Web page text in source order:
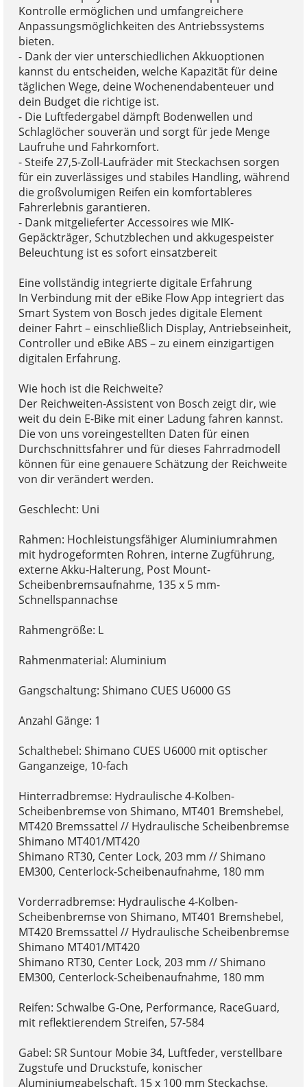
Kontrolle ermöglichen und umfangreichere
Anpassungsmöglichkeiten des Antriebssystems
bieten.
- Dank der vier unterschiedlichen Akkuoptionen
kannst du entscheiden, welche Kapazität für deine
täglichen Wege, deine Wochenendabenteuer und
dein Budget die richtige ist.
- Die Luftfedergabel dämpft Bodenwellen und
Schlaglöcher souverän und sorgt für jede Menge
Laufruhe und Fahrkomfort.
- Steife 27,5-Zoll-Laufräder mit Steckachsen sorgen
für ein zuverlässiges und stabiles Handling, während
die großvolumigen Reifen ein komfortableres
Fahrerlebnis garantieren.
- Dank mitgelieferter Accessoires wie MIK-
Gepäckträger, Schutzblechen und akkugespeister
Beleuchtung ist es sofort einsatzbereit
Eine vollständig integrierte digitale Erfahrung
In Verbindung mit der eBike Flow App integriert das
Smart System von Bosch jedes digitale Element
deiner Fahrt – einschließlich Display, Antriebseinheit,
Controller und eBike ABS – zu einem einzigartigen
digitalen Erfahrung.
Wie hoch ist die Reichweite?
Der Reichweiten-Assistent von Bosch zeigt dir, wie
weit du dein E-Bike mit einer Ladung fahren kannst.
Die von uns voreingestellten Daten für einen
Durchschnittsfahrer und für dieses Fahrradmodell
können für eine genauere Schätzung der Reichweite
von dir verändert werden.
Geschlecht: Uni
Rahmen: Hochleistungsfähiger Aluminiumrahmen
mit hydrogeformten Rohren, interne Zugführung,
externe Akku-Halterung, Post Mount-
Scheibenbremsaufnahme, 135 x 5 mm-
Schnellspannachse
Rahmengröße: L
Rahmenmaterial: Aluminium
Gangschaltung: Shimano CUES U6000 GS
Anzahl Gänge: 1
Schalthebel: Shimano CUES U6000 mit optischer
Ganganzeige, 10-fach
Hinterradbremse: Hydraulische 4-Kolben-
Scheibenbremse von Shimano, MT401 Bremshebel,
MT420 Bremssattel // Hydraulische Scheibenbremse
Shimano MT401/MT420
Shimano RT30, Center Lock, 203 mm // Shimano
EM300, Centerlock-Scheibenaufnahme, 180 mm
Vorderradbremse: Hydraulische 4-Kolben-
Scheibenbremse von Shimano, MT401 Bremshebel,
MT420 Bremssattel // Hydraulische Scheibenbremse
Shimano MT401/MT420
Shimano RT30, Center Lock, 203 mm // Shimano
EM300, Centerlock-Scheibenaufnahme, 180 mm
Reifen: Schwalbe G-One, Performance, RaceGuard,
mit reflektierendem Streifen, 57-584
Gabel: SR Suntour Mobie 34, Luftfeder, verstellbare
Zugstufe und Druckstufe, konischer
Aluminiumgabelschaft, 15 x 100 mm Steckachse,